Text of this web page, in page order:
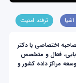
ترفند امنیت
اختصاصی با دکتر
فعال و متخصص
مراکز داده کشور و